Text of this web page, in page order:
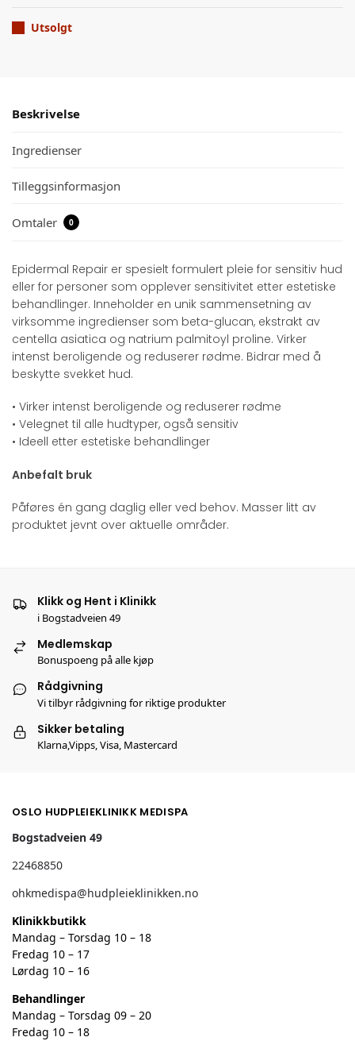
Utsolgt
Beskrivelse
Ingredienser
Tilleggsinformasjon
Omtaler 0
Epidermal Repair er spesielt formulert pleie for sensitiv hud
eller for personer som opplever sensitivitet etter estetiske
behandlinger. Inneholder en unik sammensetning av
virksomme ingredienser som beta-glucan, ekstrakt av
centella asiatica og natrium palmitoyl proline. Virker
intenst beroligende og reduserer rødme. Bidrar med å
beskytte svekket hud.
• Virker intenst beroligende og reduserer rødme
• Velegnet til alle hudtyper, også sensitiv
• Ideell etter estetiske behandlinger
Anbefalt bruk
Påføres én gang daglig eller ved behov. Masser litt av
produktet jevnt over aktuelle områder.
Klikk og Hent i Klinikk
i Bogstadveien 49
Medlemskap
Bonuspoeng på alle kjøp
Rådgivning
Vi tilbyr rådgivning for riktige produkter
Sikker betaling
Klarna,Vipps, Visa, Mastercard
OSLO HUDPLEIEKLINIKK MEDISPA
Bogstadveien 49
22468850
ohkmedispa@hudpleieklinikken.no
Klinikkbutikk
Mandag – Torsdag 10 – 18
Fredag 10 – 17
Lørdag 10 – 16
Behandlinger
Mandag – Torsdag 09 – 20
Fredag 10 – 18